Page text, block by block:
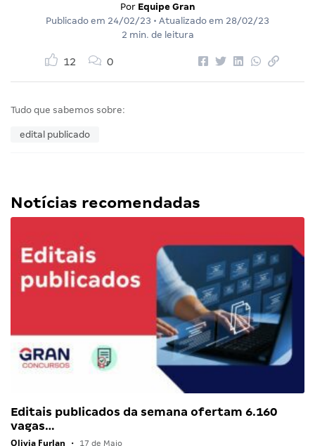
Por Equipe Gran
Publicado em 24/02/23 • Atualizado em 28/02/23
2 min. de leitura
12 0
Tudo que sabemos sobre:
edital publicado
Notícias recomendadas
Editais publicados da semana ofertam 6.160
vagas…
Olivia Furlan • 17 de Maio